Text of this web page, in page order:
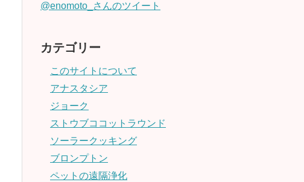
@enomoto_さんのツイート
カテゴリー
このサイトについて
アナスタシア
ジョーク
ストウブココットラウンド
ソーラークッキング
ブロンプトン
ペットの遠隔浄化